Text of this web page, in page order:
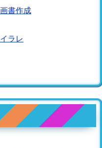
書作成
ラレ